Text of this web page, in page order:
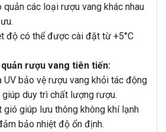
quản các loại rượu vang khác nhau
độ có thể được cài đặt từ +5°C
rượu vang tiên tiến:
UV bảo vệ rượu vang khỏi tác động
giúp duy trì chất lượng rượu.
gió giúp lưu thông không khí lạnh
bảo nhiệt độ ổn định.